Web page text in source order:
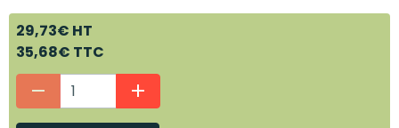
29,73€ HT
35,68€ TTC